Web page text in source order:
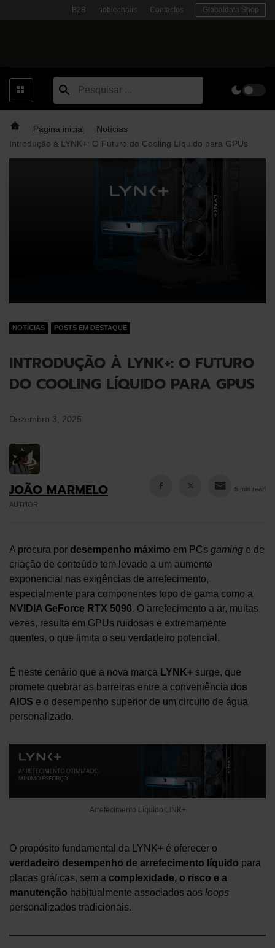
B2B noblechairs Contactos Globaldata Shop
Página inicial
Notícias
Introdução à LYNK+: O Futuro do Cooling Líquido para GPUs
NOTÍCIAS POSTS EM DESTAQUE
INTRODUÇÃO À LYNK+: O FUTURO
DO COOLING LÍQUIDO PARA GPUS
Dezembro 3, 2025
JOÃO MARMELO
AUTHOR
5 min read
A procura por desempenho máximo em PCs gaming e de
criação de conteúdo tem levado a um aumento
exponencial nas exigências de arrefecimento,
especialmente para componentes topo de gama como a
NVIDIA GeForce RTX 5090. O arrefecimento a ar, muitas
vezes, resulta em GPUs ruidosas e extremamente
quentes, o que limita o seu verdadeiro potencial.
É neste cenário que a nova marca LYNK+ surge, que
promete quebrar as barreiras entre a conveniência dos
AIOS e o desempenho superior de um circuito de água
personalizado.
Arrefecimento Líquido LINK+
O propósito fundamental da LYNK+ é oferecer o
verdadeiro desempenho de arrefecimento líquido para
placas gráficas, sem a complexidade, o risco e a
manutenção habitualmente associados aos loops
personalizados tradicionais.